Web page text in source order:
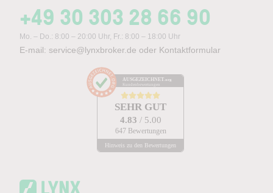
+49 30 303 28 66 90
Mo. – Do.: 8:00 – 20:00 Uhr, Fr.: 8:00 – 18:00 Uhr
E-mail: service@lynxbroker.de oder Kontaktformular
AUSGEZEICHNET .org
Kundenbewertungen
SEHR GUT
4.83 / 5.00
647 Bewertungen
Hinweis zu den Bewertungen